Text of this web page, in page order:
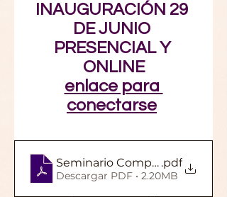
INAUGURACIÓN 29
DE JUNIO
PRESENCIAL Y
ONLINE
enlace para
conectarse
Seminario Complutense
.pdf
Descargar PDF • 2.20MB